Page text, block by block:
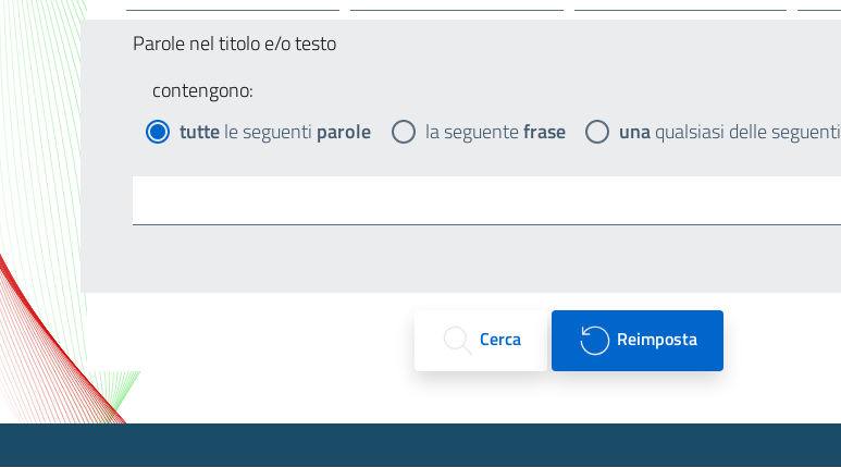
Parole nel titolo e/o testo
contengono:
tuttele seguenti parole la seguentefrase unaqualsiasi delle seguenti
Cerca Reimposta